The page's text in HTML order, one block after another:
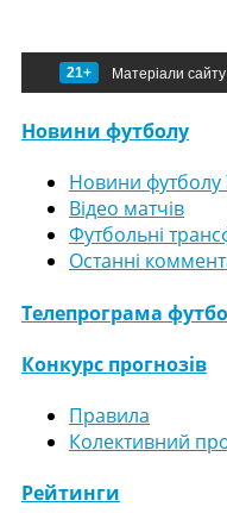
21+ Матеріали
Новини футболу
Новини футболу
Відео матчів
Футбольні
Останні
Телепрограма
Конкурс прогнозів
Правила
Колективний
Рейтинги